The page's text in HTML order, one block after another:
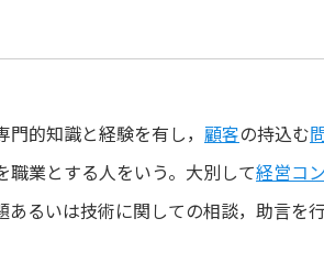
的知識と経験を有し， 顧客の持込む
職業とする人をいう。大別して経営コ
あるいは技術に関しての相談，助言を行